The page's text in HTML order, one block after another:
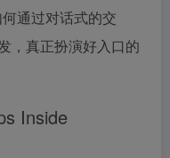
通过对话式的交
，真正扮演好入口的
Inside